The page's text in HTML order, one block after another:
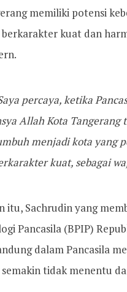
memiliki potensi
kuat dan
percaya, ketika
Allah Kota Tangerang
menjadi kota yang
kuat, sebagai
itu, Sachrudin yang
Pancasila (BPIP)
dalam Pancasila
tidak menentu